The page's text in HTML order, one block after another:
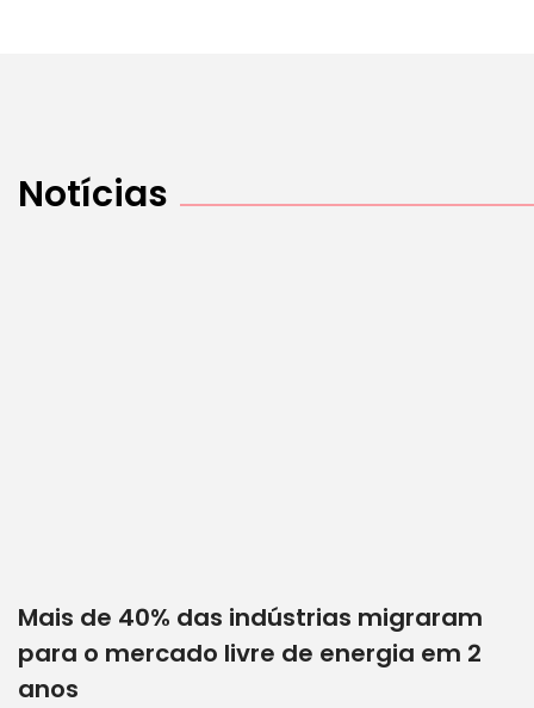
Notícias
Mais de 40% das indústrias migraram
para o mercado livre de energia em 2
anos